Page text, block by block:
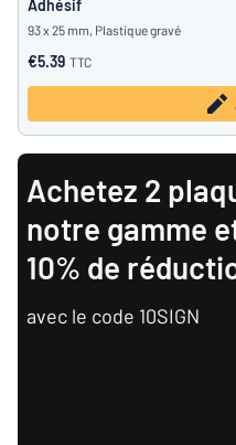
Adhésif
93 x 25 mm, Plastique gravé
€5.39 TTC
Achetez 2
notre gamme
10% de
avec le code 10SIGN